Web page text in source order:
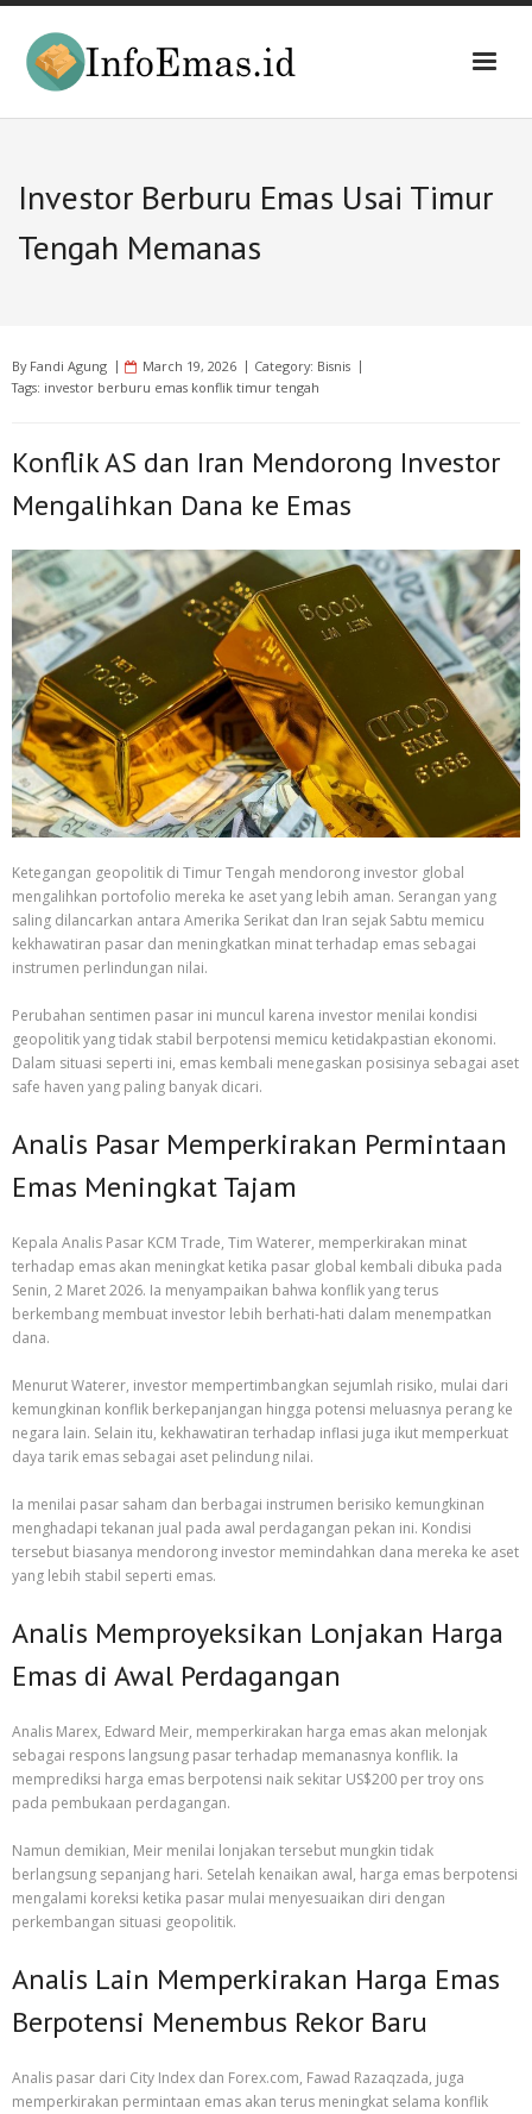
Skip
content
Investor Berburu Emas Usai Timur
Tengah Memanas
By Fandi Agung March 19, 2026 Category: Bisnis
Tags: investor berburu emas konflik timur tengah
Konflik AS dan Iran Mendorong Investor
Mengalihkan Dana ke Emas
Ketegangan geopolitik di Timur Tengah mendorong investor global
mengalihkan portofolio mereka ke aset yang lebih aman. Serangan yang
saling dilancarkan antara Amerika Serikat dan Iran sejak Sabtu memicu
kekhawatiran pasar dan meningkatkan minat terhadap emas sebagai
instrumen perlindungan nilai.
Perubahan sentimen pasar ini muncul karena investor menilai kondisi
geopolitik yang tidak stabil berpotensi memicu ketidakpastian ekonomi.
Dalam situasi seperti ini, emas kembali menegaskan posisinya sebagai aset
safe haven yang paling banyak dicari.
Analis Pasar Memperkirakan Permintaan
Emas Meningkat Tajam
Kepala Analis Pasar KCM Trade, Tim Waterer, memperkirakan minat
terhadap emas akan meningkat ketika pasar global kembali dibuka pada
Senin, 2 Maret 2026. Ia menyampaikan bahwa konflik yang terus
berkembang membuat investor lebih berhati-hati dalam menempatkan
dana.
Menurut Waterer, investor mempertimbangkan sejumlah risiko, mulai dari
kemungkinan konflik berkepanjangan hingga potensi meluasnya perang ke
negara lain. Selain itu, kekhawatiran terhadap inflasi juga ikut memperkuat
daya tarik emas sebagai aset pelindung nilai.
Ia menilai pasar saham dan berbagai instrumen berisiko kemungkinan
menghadapi tekanan jual pada awal perdagangan pekan ini. Kondisi
tersebut biasanya mendorong investor memindahkan dana mereka ke aset
yang lebih stabil seperti emas.
Analis Memproyeksikan Lonjakan Harga
Emas di Awal Perdagangan
Analis Marex, Edward Meir, memperkirakan harga emas akan melonjak
sebagai respons langsung pasar terhadap memanasnya konflik. Ia
memprediksi harga emas berpotensi naik sekitar US$200 per troy ons
pada pembukaan perdagangan.
Namun demikian, Meir menilai lonjakan tersebut mungkin tidak
berlangsung sepanjang hari. Setelah kenaikan awal, harga emas berpotensi
mengalami koreksi ketika pasar mulai menyesuaikan diri dengan
perkembangan situasi geopolitik.
Analis Lain Memperkirakan Harga Emas
Berpotensi Menembus Rekor Baru
Analis pasar dari City Index dan Forex.com, Fawad Razaqzada, juga
memperkirakan permintaan emas akan terus meningkat selama konflik